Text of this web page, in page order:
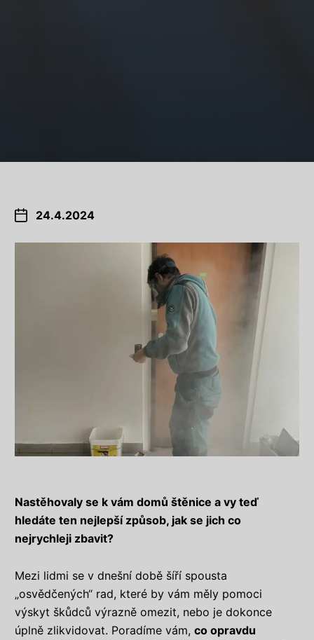
24.4.2024
Nastěhovaly se k vám domů štěnice a vy teď
hledáte ten nejlepší způsob, jak se jich co
nejrychleji zbavit?
Mezi lidmi se v dnešní době šíří spousta
„osvědčených“ rad, které by vám měly pomoci
výskyt škůdců výrazně omezit, nebo je dokonce
úplně zlikvidovat. Poradíme vám, co opravdu